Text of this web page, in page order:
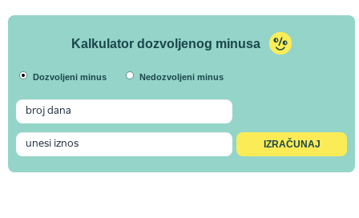
Kalkulator dozvoljenog minusa
Dozvoljeni minus Nedozvoljeni minus